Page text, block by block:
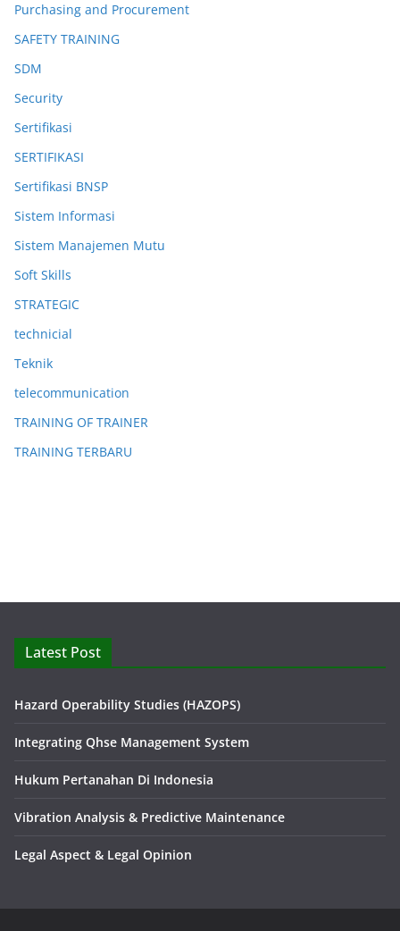
Purchasing and Procurement
SAFETY TRAINING
SDM
Security
Sertifikasi
SERTIFIKASI
Sertifikasi BNSP
Sistem Informasi
Sistem Manajemen Mutu
Soft Skills
STRATEGIC
technicial
Teknik
telecommunication
TRAINING OF TRAINER
TRAINING TERBARU
Latest Post
Hazard Operability Studies (HAZOPS)
Integrating Qhse Management System
Hukum Pertanahan Di Indonesia
Vibration Analysis & Predictive Maintenance
Legal Aspect & Legal Opinion